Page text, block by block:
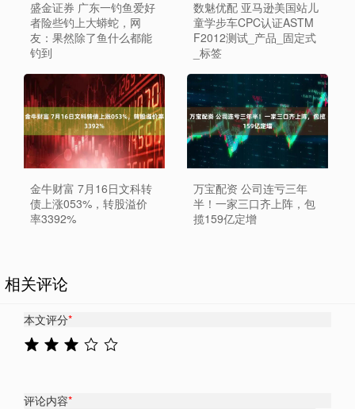
盛金证券 广东一钓鱼爱好
者险些钓上大蟒蛇，网
友：果然除了鱼什么都能
钓到
数魅优配 亚马逊美国站儿
童学步车CPC认证ASTM
F2012测试_产品_固定式
_标签
金牛财富 7月16日文科转
债上涨053%，转股溢价
率3392%
万宝配资 公司连亏三年
半！一家三口齐上阵，包
揽159亿定增
相关评论
本文评分*
评论内容*